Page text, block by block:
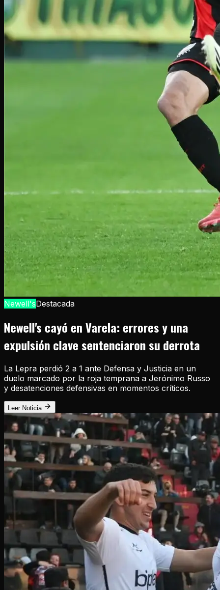
Newell'sDestacada
Newell's cayó en Varela: errores y una
expulsión clave sentenciaron su derrota
La Lepra perdió 2 a 1 ante Defensa y Justicia en un
duelo marcado por la roja temprana a Jerónimo Russo
y desatenciones defensivas en momentos críticos.
Leer Noticia